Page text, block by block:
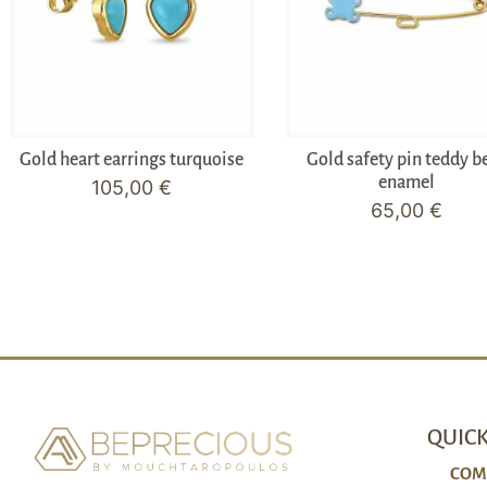
Gold heart earrings turquoise
105,00€
Gold safety pin teddy
enamel
65,00 €